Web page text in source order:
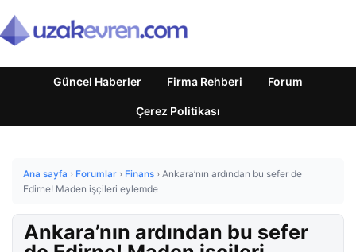
Güncel Haberler Firma Rehberi Forum
Çerez Politikası
Ana sayfa › Forumlar › Finans › Ankara’nın ardından bu sefer de
Edirne! Maden işçileri eylemde
Ankara’nın ardından bu sefer